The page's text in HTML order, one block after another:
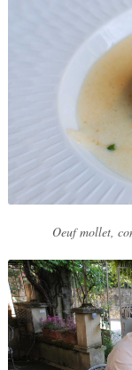
Oeuf mollet,